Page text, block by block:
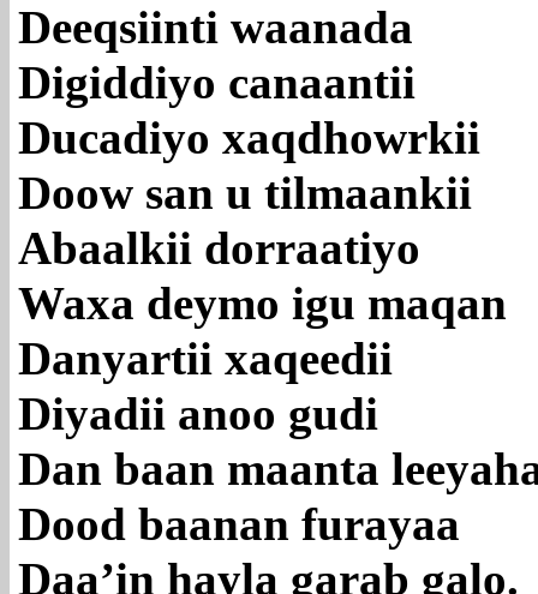
Deeqsiinti waanada
Digiddiyo canaantii
Ducadiyo xaqdhowrkii
Doow san u tilmaankii
Abaalkii dorraatiyo
Waxa deymo igu maqan
Danyartii xaqeedii
Diyadii anoo gudi
Dan baan maanta
Dood baanan furayaa
Daa’in hayla garab galo.